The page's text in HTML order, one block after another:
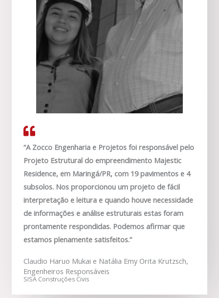
“A Zocco Engenharia e Projetos foi responsável pelo
Projeto Estrutural do empreendimento Majestic
Residence, em Maringá/PR, com 19 pavimentos e 4
subsolos. Nos proporcionou um projeto de fácil
interpretação e leitura e quando houve necessidade
de informações e análise estruturais estas foram
prontamente respondidas. Podemos afirmar que
estamos plenamente satisfeitos.”
Claudio Haruo Mukai e Natália Emy Orita Krutzsch,
Engenheiros Responsáveis
SISA Construções Civis